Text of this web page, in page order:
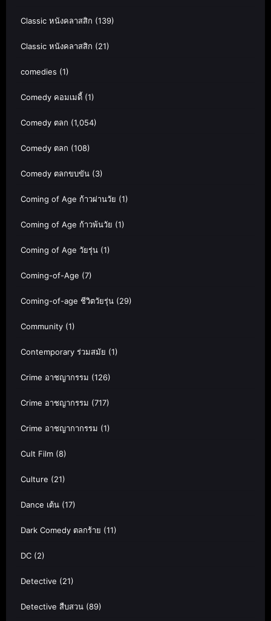
Classic หนังคลาสสิก (139)
Classic หนังคลาสสิก (21)
comedies (1)
Comedy คอมเมดี้ (1)
Comedy ตลก (1,054)
Comedy ตลก (108)
Comedy ตลกขบขัน (3)
Coming of Age ก้าวผ่านวัย (1)
Coming of Age ก้าวพ้นวัย (1)
Coming of Age วัยรุ่น (1)
Coming-of-Age (7)
Coming-of-age ชีวิตวัยรุ่น (29)
Community (1)
Contemporary ร่วมสมัย (1)
Crime อาชญากรรม (126)
Crime อาชญากรรม (717)
Crime อาชญากากรรม (1)
Cult Film (8)
Culture (21)
Dance เต้น (17)
Dark Comedy ตลกร้าย (11)
DC (2)
Detective (21)
Detective สืบสวน (89)